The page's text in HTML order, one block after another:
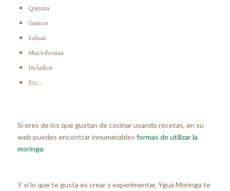
Quinua
Guisos
Salsas
Macedonias
Helados
Etc…
Si eres de los que gustan de cocinar usando recetas, en su
web puedes encontrar innumerables formas de utilizar la
moringa.
Y si lo que te gusta es crear y experimentar, Yguá Moringa te